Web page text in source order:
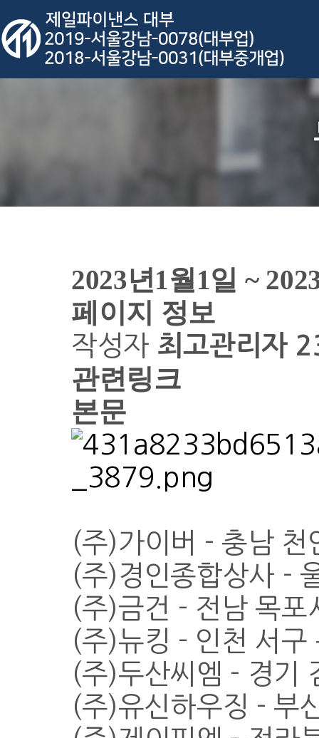
2023년1월1일 ~
페이지 정보
작성자 최고관리자
관련링크
본문
(주)가이버 - 충남 천
(주)경인종합상사 -
(주)금건 - 전남 목포
(주)뉴킹 - 인천 서구
(주)두산씨엠 - 경기
(주)유신하우징 - 부